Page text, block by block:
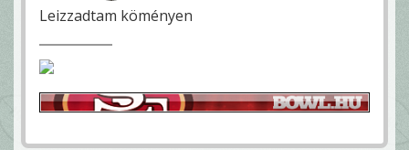
Leizzadtam köményen